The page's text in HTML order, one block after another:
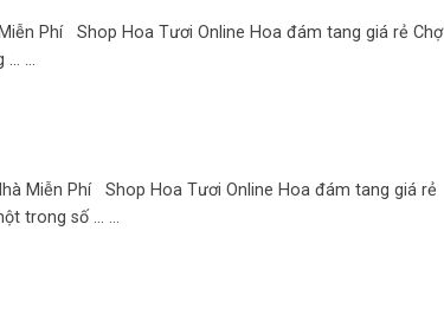
Phí Shop Hoa Tươi Online Hoa đám tang giá rẻ Chợ
...
Miễn Phí Shop Hoa Tươi Online Hoa đám tang giá rẻ
trong số ... ...